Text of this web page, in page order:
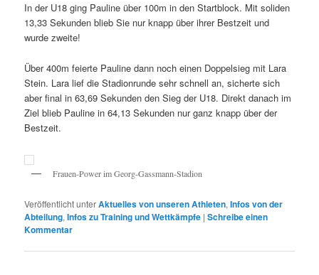
In der U18 ging Pauline über 100m in den Startblock. Mit soliden
13,33 Sekunden blieb Sie nur knapp über ihrer Bestzeit und
wurde zweite!
Über 400m feierte Pauline dann noch einen Doppelsieg mit Lara
Stein. Lara lief die Stadionrunde sehr schnell an, sicherte sich
aber final in 63,69 Sekunden den Sieg der U18. Direkt danach im
Ziel blieb Pauline in 64,13 Sekunden nur ganz knapp über der
Bestzeit.
Frauen-Power im Georg-Gassmann-Stadion
Veröffentlicht unterAktuelles von unseren Athleten,Infos von der
Abteilung,Infos zu Training und Wettkämpfe |Schreibe einen
Kommentar